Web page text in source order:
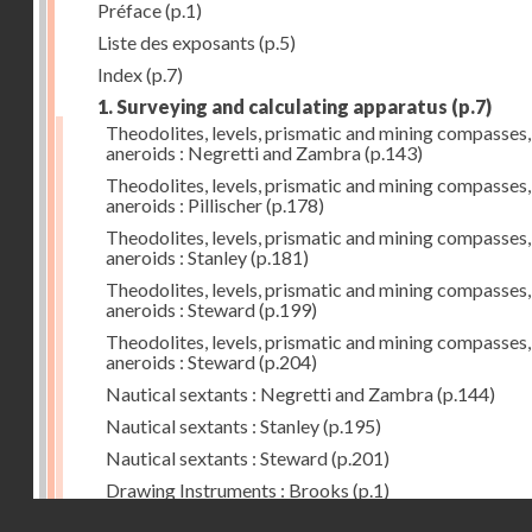
Préface(p.1)
Liste des exposants (p.5)
Index(p.7)
1. Surveying and calculating apparatus (p.7)
Theodolites, levels, prismatic and mining compasses,
aneroids : Negretti and Zambra(p.143)
Theodolites, levels, prismatic and mining compasses,
aneroids : Pillischer(p.178)
Theodolites, levels, prismatic and mining compasses,
aneroids : Stanley(p.181)
Theodolites, levels, prismatic and mining compasses,
aneroids : Steward(p.199)
Theodolites, levels, prismatic and mining compasses,
aneroids : Steward(p.204)
Nautical sextants : Negretti and Zambra(p.144)
Nautical sextants : Stanley(p.195)
Nautical sextants : Steward(p.201)
Drawing Instruments : Brooks (p.1)